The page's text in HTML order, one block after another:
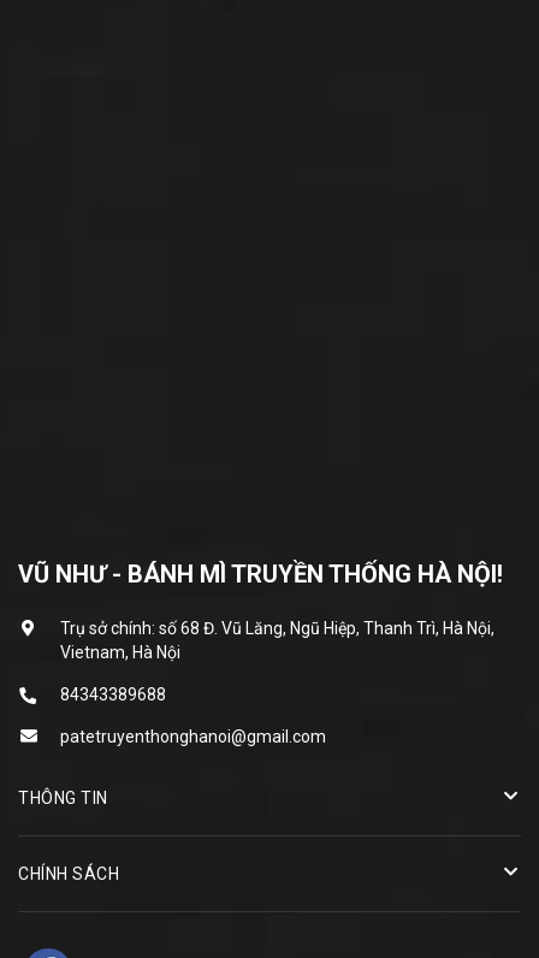
VŨ NHƯ - BÁNH MÌ TRUYỀN THỐNG HÀ NỘI!
Trụ sở chính: số 68 Đ. Vũ Lăng, Ngũ Hiệp, Thanh Trì, Hà Nội,
Vietnam, Hà Nội
84343389688
patetruyenthonghanoi@gmail.com
THÔNG TIN
CHÍNH SÁCH